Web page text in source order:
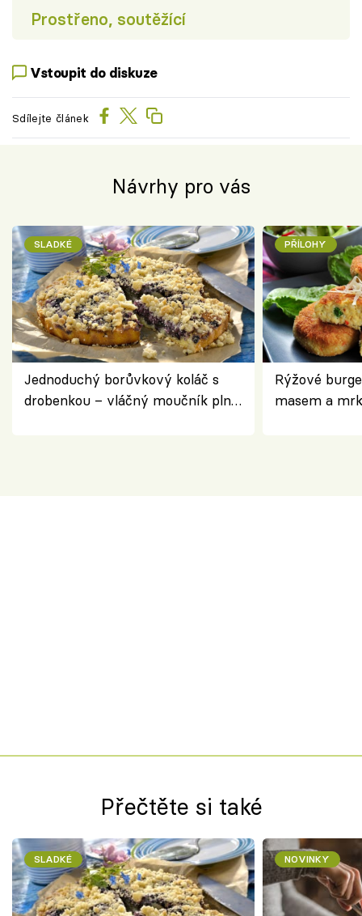
Prostřeno, soutěžící
Vstoupit do diskuze
Sdílejte článek
Návrhy pro vás
SLADKÉ
Jednoduchý borůvkový koláč s
drobenkou – vláčný moučník plný
PŘÍLOHY
Rýžové
masem a
Přečtěte si také
SLADKÉ NOVINKY